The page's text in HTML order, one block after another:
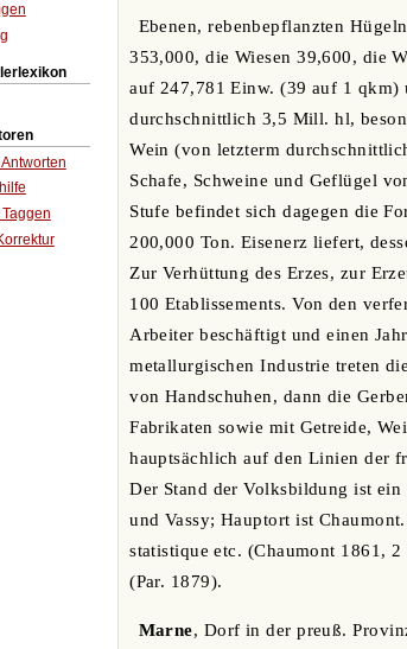
Ebenen, rebenbepflanzten
353,000, die Wiesen 39,600, die
auf 247,781 Einw. (39 auf 1 qkm)
durchschnittlich 3,5 Mill. hl,
Wein (von letzterm
Schafe, Schweine und Geflügel
Stufe befindet sich dagegen die
200,000 Ton. Eisenerz liefert,
Zur Verhüttung des Erzes, zur
100 Etablissements. Von den
Arbeiter beschäftigt und einen
metallurgischen Industrie treten
von Handschuhen, dann die
Fabrikaten sowie mit Getreide,
hauptsächlich auf den Linien der
Der Stand der Volksbildung ist
und Vassy; Hauptort ist
statistique etc. (Chaumont 1861,
(Par. 1879).
Marne, Dorf in der preuß.